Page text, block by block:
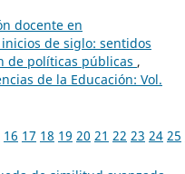
docente en
de siglo: sentidos
de políticas públicas ,
de la Educación: Vol.
16 17 18 19 20 21 22 23 24 25